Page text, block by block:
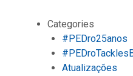
Categories
#PEDro25anos
Atualizações